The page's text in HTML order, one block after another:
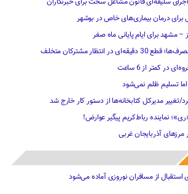
برای درمان بیماری‌های خاص در بوشهر
انتظار مشترکان متخلف
در کمتر از 6 ساعت
تسلیم ظلم نمی‌شود
تغییر مدیرکل کتابخانه‌ها از دستور کار خارج شد
نماینده رباط‌کریم پیگیر عوارض!
استقبال از مسافران نوروزی آماده می‌شود